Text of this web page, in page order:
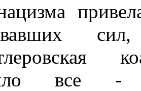
все -